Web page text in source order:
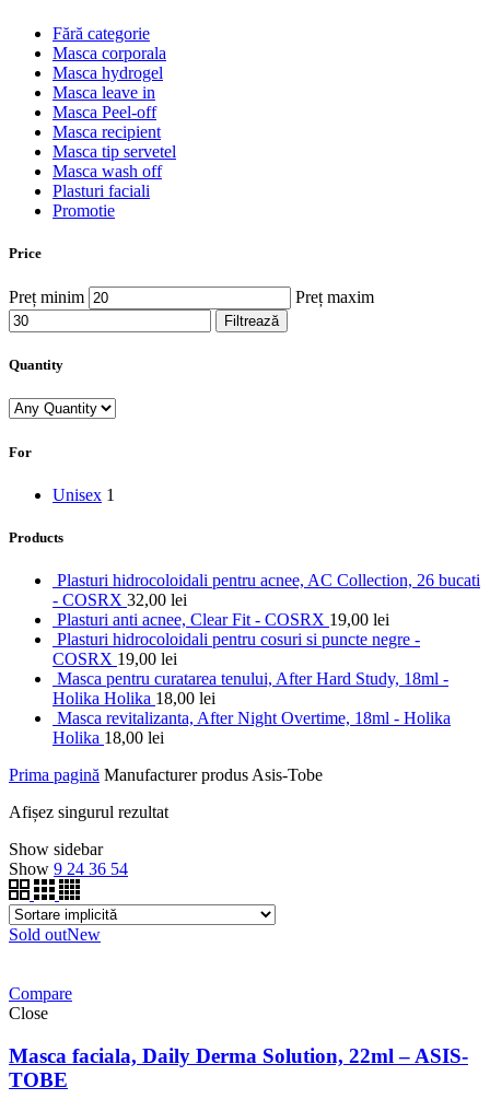
Fără categorie
Masca corporala
Masca hydrogel
Masca leave in
Masca Peel-off
Masca recipient
Masca tip servetel
Masca wash off
Plasturi faciali
Promotie
Price
Preț minim Preț maxim
Filtrează
Quantity
For
Unisex 1
Products
Plasturi hidrocoloidali pentru acnee, AC Collection, 26 bucati
- COSRX 32,00 lei
Plasturi anti acnee, Clear Fit - COSRX 19,00 lei
Plasturi hidrocoloidali pentru cosuri si puncte negre -
COSRX 19,00 lei
Masca pentru curatarea tenului, After Hard Study, 18ml -
Holika Holika 18,00 lei
Masca revitalizanta, After Night Overtime, 18ml - Holika
Holika 18,00 lei
Prima pagină Manufacturer produs Asis-Tobe
Afișez singurul rezultat
Show sidebar
Show 9 24 36 54
Sold outNew
Compare
Close
Masca faciala, Daily Derma Solution, 22ml – ASIS-
TOBE